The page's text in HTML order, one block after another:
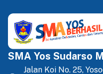
SMA Yos Sudarso
Jalan Koi No. 25,